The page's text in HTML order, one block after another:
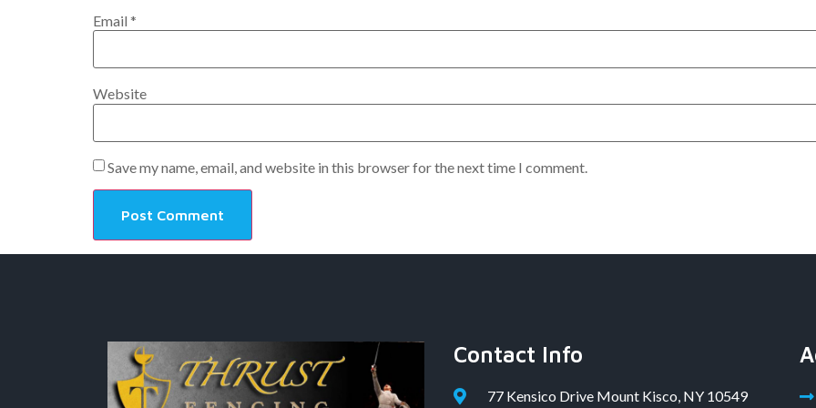
Email *
Website
Save my name, email, and website in this browser for the next time I comment.
Contact Info
77 Kensico Drive Mount Kisco, NY 10549